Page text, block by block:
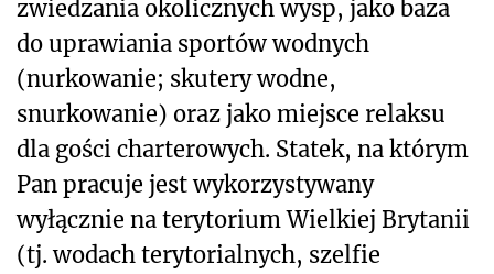
zwiedzania okolicznych wysp, jako baza
do uprawiania sportów wodnych
(nurkowanie; skutery wodne,
snurkowanie) oraz jako miejsce relaksu
dla gości charterowych. Statek, na którym
Pan pracuje jest wykorzystywany
wyłącznie na terytorium Wielkiej Brytanii
(tj. wodach terytorialnych, szelfie